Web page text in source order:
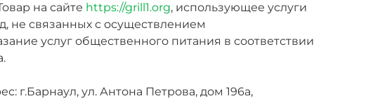
на сайте https://grill1.org, использующее услуги
не связанных с осуществлением
услуг общественного питания в соответствии
г.Барнаул, ул. Антона Петрова, дом 196а,